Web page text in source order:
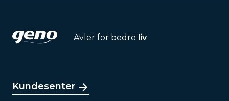
Avler for bedre liv
Kundesenter